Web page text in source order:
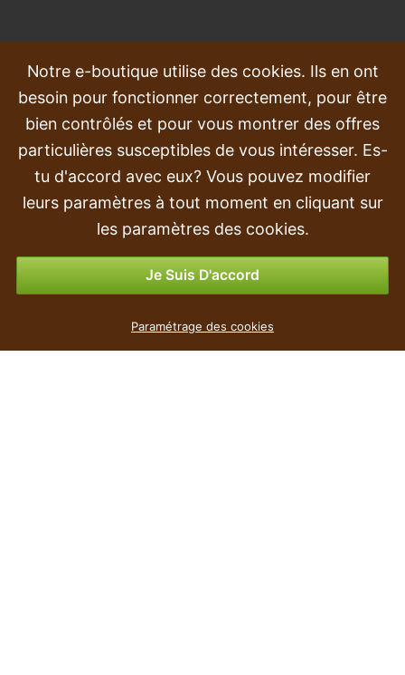
QUESTIONS FRÉQUEMMENT POSÉES
Plaintes
Transport et livraison
Commande
Retours et remboursements
Options de paiement
Notre e-boutique utilise des cookies. Ils en ont
besoin pour fonctionner correctement, pour être
bien contrôlés et pour vous montrer des offres
particulières susceptibles de vous intéresser. Es-
tu d'accord avec eux? Vous pouvez modifier
leurs paramètres à tout moment en cliquant sur
les paramètres des cookies.
Je Suis D'accord
Paramétrage des cookies